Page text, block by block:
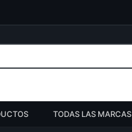
TODAS LAS MARCAS